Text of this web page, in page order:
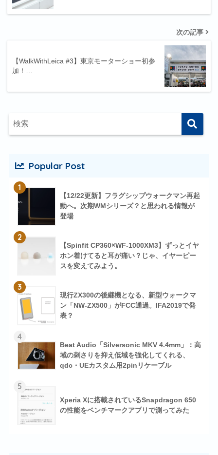
次の記事
【WalkWithLeica #3】東京モーターショー初参
加！…
Popular Post
1
【12/22更新】フラグシップウォークマン再起
動へ。次期WMシリーズ？と思われる情報が
登場
2
【Spinfit CP360×WF-1000XM3】ずっとイヤ
ホン着けてると耳が痛い？じゃ、イヤーピー
スを変えてみよう。
3
現行ZX300の後継機となる、新型ウォークマ
ン「NW-ZX500」がFCC通過。IFA2019で発
表？
4
Beat Audio「Silversonic MKV 4.4mm」：高
域の刺さりを抑え低域を強化してくれる、
qdc・UEカスタム用2pinリケーブル
5
Xperia Xに搭載されているSnapdragon 650
の性能をベンチマークアプリで測ってみた